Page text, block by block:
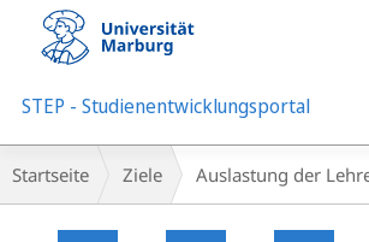
Mobile-
Navigation
STEP - Studienentwicklungsportal
Breadcrumb-
Navigation
Startseite Ziele Auslastung der